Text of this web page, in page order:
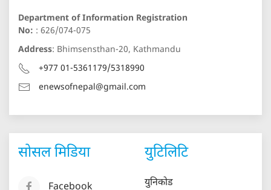
Department of Information Registration
No: : 626/074-075
Address: Bhimsensthan-20, Kathmandu
+977 01-5361179/5318990
enewsofnepal@gmail.com
सोसल मिडिया
Facebook
युटिलिटि
युनिकोड